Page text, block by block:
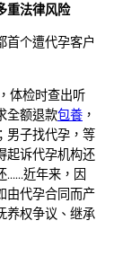
法律风险
个遭代孕客户
体检时查出听
全额退款包養 ，
男子找代孕，等
起诉代孕机构还
……近年来，因
由代孕合同而产
养权争议、继承